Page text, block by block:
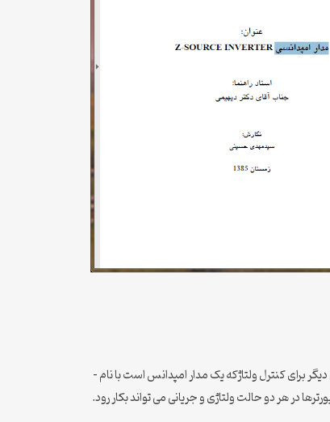
برای کنترل ولتاژکه یک مدار امپدانس است با نام -